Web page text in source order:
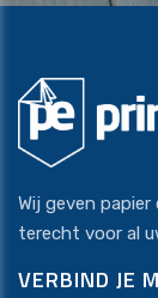
Wij geven
terecht voor al
VERBIND JE